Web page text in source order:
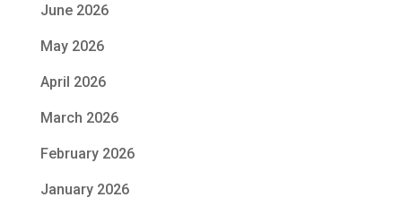
June 2026
May 2026
April 2026
March 2026
February 2026
January 2026